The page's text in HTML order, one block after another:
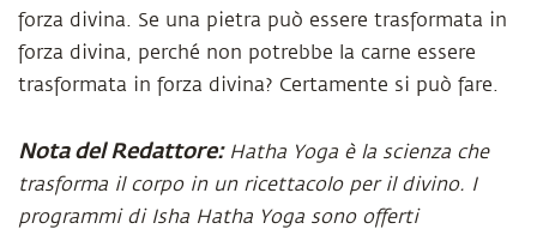
forza divina. Se una pietra può essere trasformata in
forza divina, perché non potrebbe la carne essere
trasformata in forza divina? Certamente si può fare.
Nota del Redattore: Hatha Yoga è la scienza che
trasforma il corpo in un ricettacolo per il divino. I
programmi di Isha Hatha Yoga sono offerti